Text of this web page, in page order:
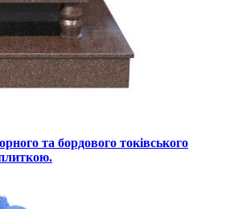
та бордового токівського